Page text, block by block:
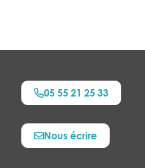
05 55 21 25 33
Nous écrire